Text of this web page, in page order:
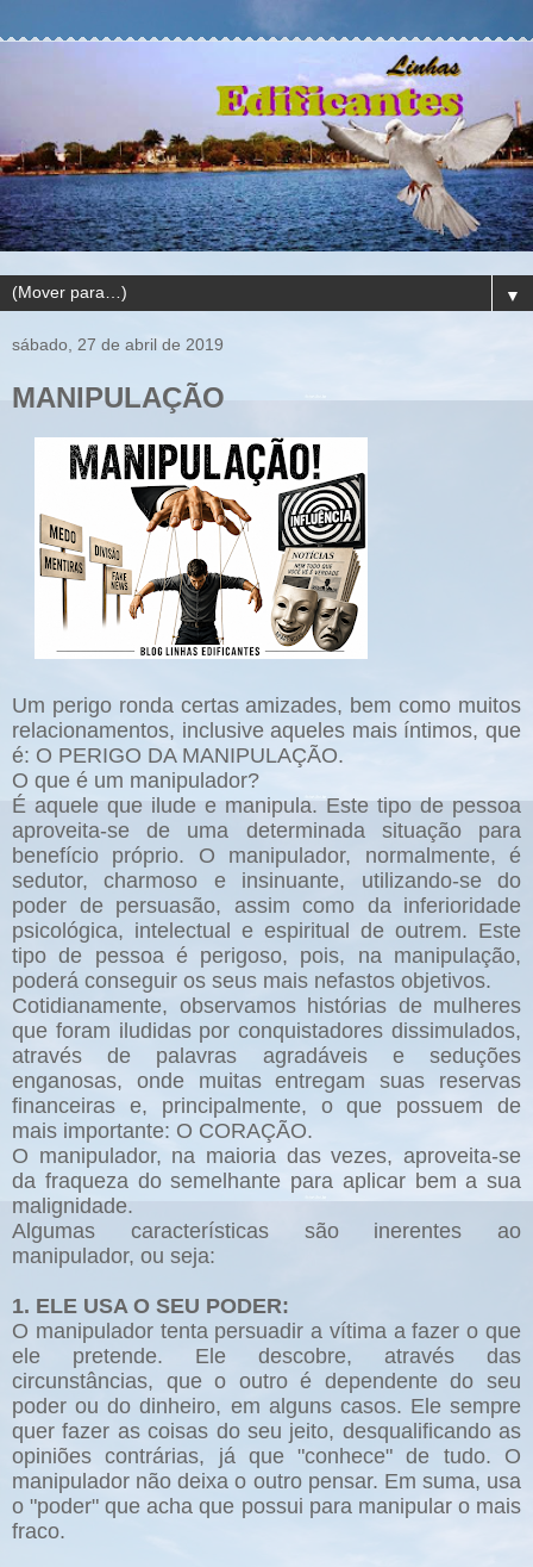
▼
sábado, 27 de abril de 2019
MANIPULAÇÃO
Um perigo ronda certas amizades, bem como muitos
relacionamentos, inclusive aqueles mais íntimos, que
é: O PERIGO DA MANIPULAÇÃO.
O que é um manipulador?
É aquele que ilude e manipula. Este tipo de pessoa
aproveita-se de uma determinada situação para
benefício próprio. O manipulador, normalmente, é
sedutor, charmoso e insinuante, utilizando-se do
poder de persuasão, assim como da inferioridade
psicológica, intelectual e espiritual de outrem. Este
tipo de pessoa é perigoso, pois, na manipulação,
poderá conseguir os seus mais nefastos objetivos.
Cotidianamente, observamos histórias de mulheres
que foram iludidas por conquistadores dissimulados,
através de palavras agradáveis e seduções
enganosas, onde muitas entregam suas reservas
financeiras e, principalmente, o que possuem de
mais importante: O CORAÇÃO.
O manipulador, na maioria das vezes, aproveita-se
da fraqueza do semelhante para aplicar bem a sua
malignidade.
Algumas características são inerentes ao
manipulador, ou seja:
1. ELE USA O SEU PODER:
O manipulador tenta persuadir a vítima a fazer o que
ele pretende. Ele descobre, através das
circunstâncias, que o outro é dependente do seu
poder ou do dinheiro, em alguns casos. Ele sempre
quer fazer as coisas do seu jeito, desqualificando as
opiniões contrárias, já que "conhece" de tudo. O
manipulador não deixa o outro pensar. Em suma, usa
o "poder" que acha que possui para manipular o mais
fraco.